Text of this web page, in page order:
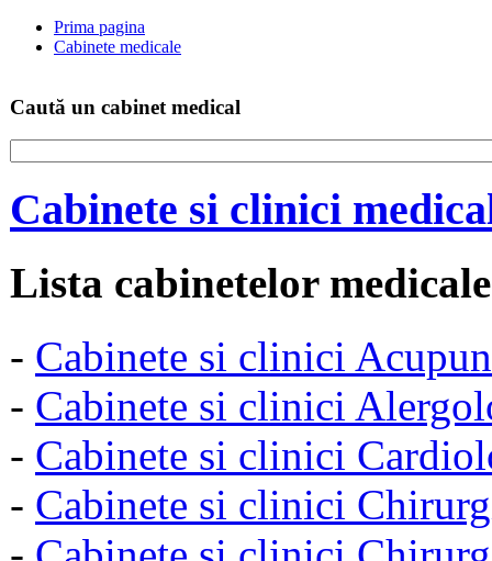
Prima pagina
Cabinete medicale
Caută un cabinet medical
Cabinete si clinici
Lista cabinetelor
- Cabinete si clinici
- Cabinete si clinici
- Cabinete si clinici
- Cabinete si clinici